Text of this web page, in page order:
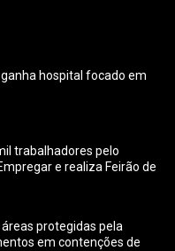
hospital focado em
trabalhadores pelo
e realiza Feirão de
protegidas pela
em contenções de